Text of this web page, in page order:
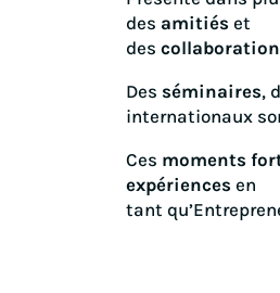
des amitiés et
des
Des séminaires,
internationaux
Ces moments
expériences en
tant